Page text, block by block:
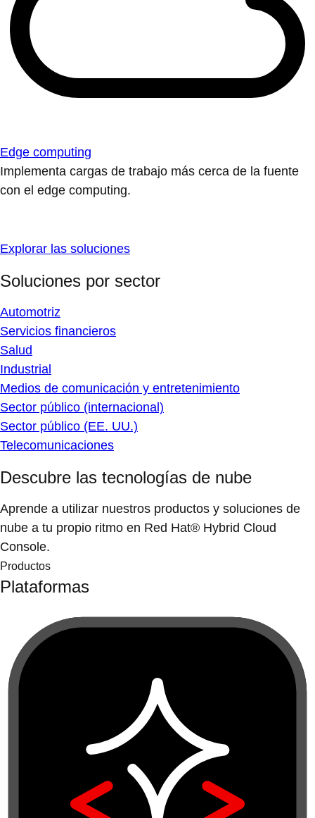
Edge computing
Implementa cargas de trabajo más cerca de la fuente
con el edge computing.
Explorar las soluciones
Soluciones por sector
Automotriz
Servicios financieros
Salud
Industrial
Medios de comunicación y entretenimiento
Sector público (internacional)
Sector público (EE. UU.)
Telecomunicaciones
Descubre las tecnologías de nube
Aprende a utilizar nuestros productos y soluciones de
nube a tu propio ritmo en Red Hat® Hybrid Cloud
Console.
Productos
Plataformas